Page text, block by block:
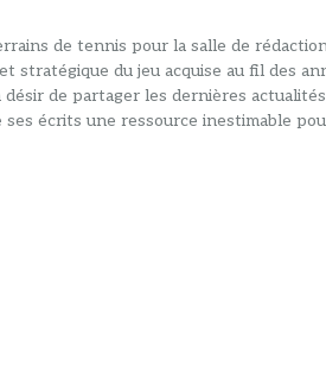
de tennis pour la salle de
stratégique du jeu acquise au fil des
de partager les dernières
écrits une ressource inestimable